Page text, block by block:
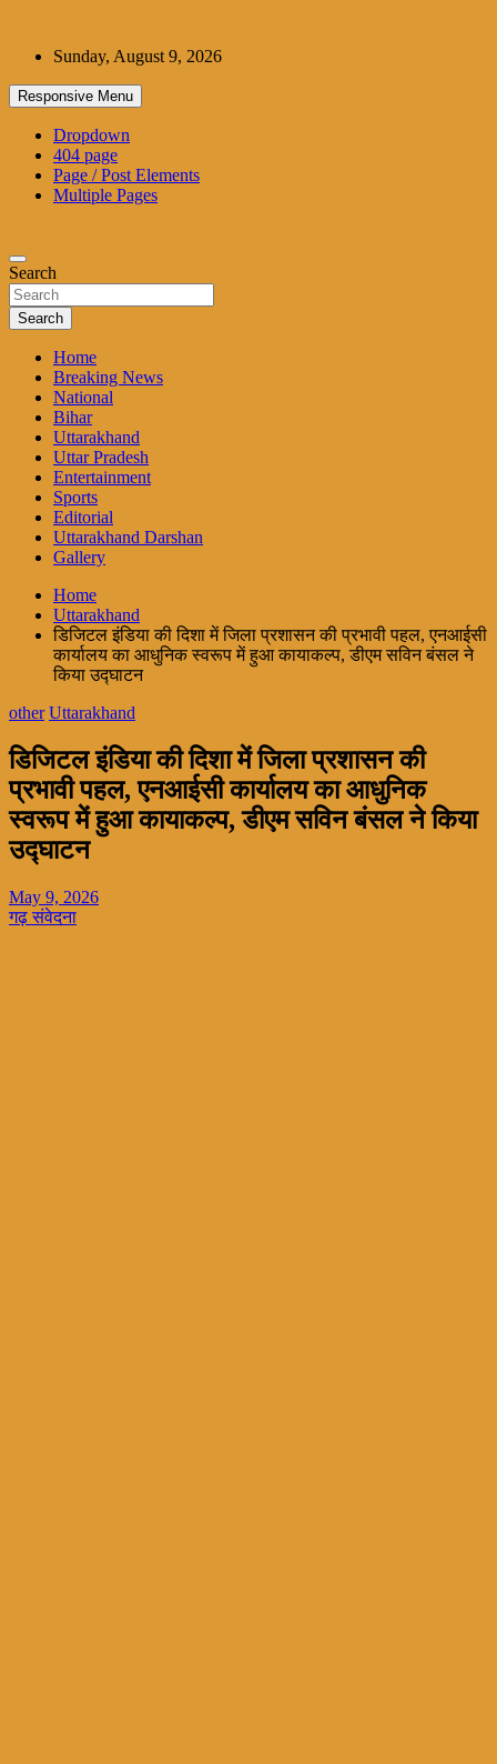
contentSunday, August 9, 2026
Responsive Menu
Dropdown
404 page
Page / Post Elements
Multiple Pages
Search
Search
Home
Breaking News
National
Bihar
Uttarakhand
Uttar Pradesh
Entertainment
Sports
Editorial
Uttarakhand Darshan
Gallery
Home
Uttarakhand
डिजिटल इंडिया की दिशा में जिला प्रशासन की प्रभावी पहल, एनआईसी
कार्यालय का आधुनिक स्वरूप में हुआ कायाकल्प, डीएम सविन बंसल ने
किया उद्घाटन
other Uttarakhand
डिजिटल इंडिया की दिशा में जिला प्रशासन की
प्रभावी पहल, एनआईसी कार्यालय का आधुनिक
स्वरूप में हुआ कायाकल्प, डीएम सविन बंसल ने किया
उद्घाटन
May 9, 2026
गढ़ संवेदना